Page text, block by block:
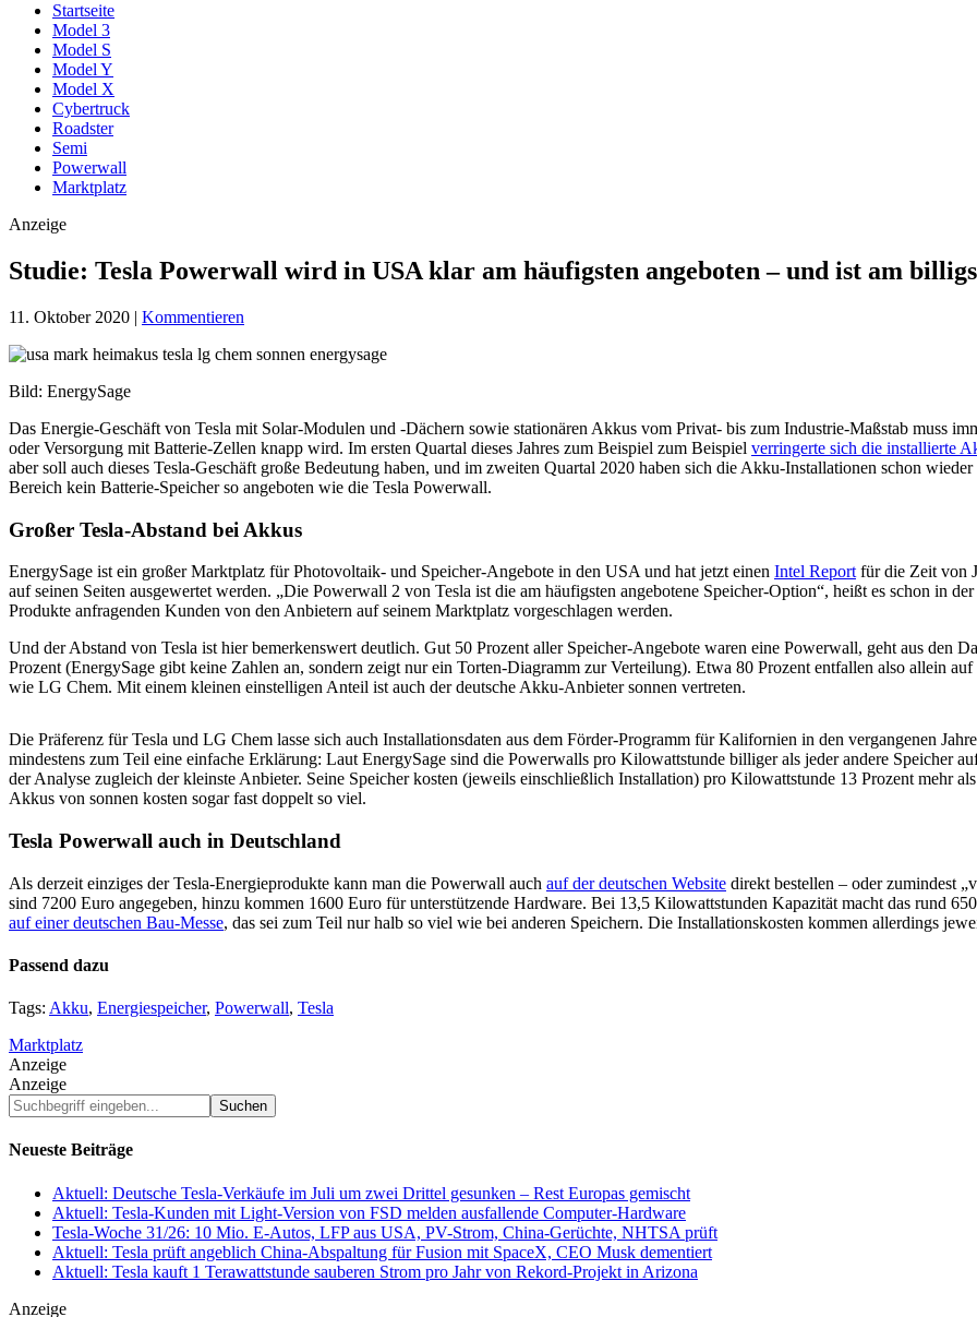
Startseite
Model 3
Model S
Model Y
Model X
Cybertruck
Roadster
Semi
Powerwall
Marktplatz
Anzeige
Studie: Tesla Powerwall wird in USA klar am häufigsten angeboten – und ist am
11. Oktober 2020 | Kommentieren
Bild: EnergySage
Das Energie-Geschäft von Tesla mit Solar-Modulen und -Dächern sowie stationären Akkus vom Privat- bis zum Industrie-Maßstab muss
oder Versorgung mit Batterie-Zellen knapp wird. Im ersten Quartal dieses Jahres zum Beispiel zum Beispiel verringerte sich die installierte
aber soll auch dieses Tesla-Geschäft große Bedeutung haben, und im zweiten Quartal 2020 haben sich die Akku-Installationen schon
Bereich kein Batterie-Speicher so angeboten wie die Tesla Powerwall.
Großer Tesla-Abstand bei Akkus
EnergySage ist ein großer Marktplatz für Photovoltaik- und Speicher-Angebote in den USA und hat jetzt einen Intel Report für die Zeit von
auf seinen Seiten ausgewertet werden. „Die Powerwall 2 von Tesla ist die am häufigsten angebotene Speicher-Option“, heißt es schon in
Produkte anfragenden Kunden von den Anbietern auf seinem Marktplatz vorgeschlagen werden.
Und der Abstand von Tesla ist hier bemerkenswert deutlich. Gut 50 Prozent aller Speicher-Angebote waren eine Powerwall, geht aus den
Prozent (EnergySage gibt keine Zahlen an, sondern zeigt nur ein Torten-Diagramm zur Verteilung). Etwa 80 Prozent entfallen also allein
wie LG Chem. Mit einem kleinen einstelligen Anteil ist auch der deutsche Akku-Anbieter sonnen vertreten.
Die Präferenz für Tesla und LG Chem lasse sich auch Installationsdaten aus dem Förder-Programm für Kalifornien in den vergangenen
mindestens zum Teil eine einfache Erklärung: Laut EnergySage sind die Powerwalls pro Kilowattstunde billiger als jeder andere Speicher
der Analyse zugleich der kleinste Anbieter. Seine Speicher kosten (jeweils einschließlich Installation) pro Kilowattstunde 13 Prozent mehr
Akkus von sonnen kosten sogar fast doppelt so viel.
Tesla Powerwall auch in Deutschland
Als derzeit einziges der Tesla-Energieprodukte kann man die Powerwall auch auf der deutschen Website direkt bestellen – oder zumindest
sind 7200 Euro angegeben, hinzu kommen 1600 Euro für unterstützende Hardware. Bei 13,5 Kilowattstunden Kapazität macht das rund
auf einer deutschen Bau-Messe, das sei zum Teil nur halb so viel wie bei anderen Speichern. Die Installationskosten kommen allerdings
Passend dazu
Tags: Akku, Energiespeicher, Powerwall, Tesla
Marktplatz
Anzeige
Anzeige
Suchbegriff
eingeben...
Neueste Beiträge
Aktuell: Deutsche Tesla-Verkäufe im Juli um zwei Drittel gesunken – Rest Europas gemischt
Aktuell: Tesla-Kunden mit Light-Version von FSD melden ausfallende Computer-Hardware
Tesla-Woche 31/26: 10 Mio. E-Autos, LFP aus USA, PV-Strom, China-Gerüchte, NHTSA prüft
Aktuell: Tesla prüft angeblich China-Abspaltung für Fusion mit SpaceX, CEO Musk dementiert
Aktuell: Tesla kauft 1 Terawattstunde sauberen Strom pro Jahr von Rekord-Projekt in Arizona
Anzeige